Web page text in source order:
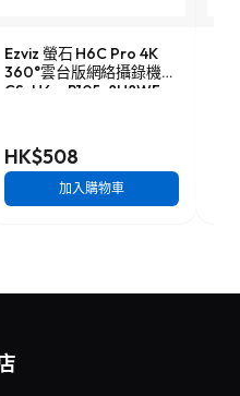
Ezviz 螢石 H6C Pro 4K
360°雲台版網絡攝錄機
CS-H6c-R105-8H8WF
HK$508
加入購物車